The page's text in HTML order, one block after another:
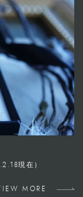
現在）
MORE